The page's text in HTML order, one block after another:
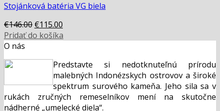
Stojánková batéria VG biela
€146.00 Original
price
€115.00
price
Pridať do košíka
O nás
Predstavte si nedotknuteľnú prírodu
malebných Indonézskych ostrovov a široké
spektrum surového kameňa. Jeho sila sa v
rukách zručných remeselníkov mení na skutočne
nádherné „umelecké diela“.